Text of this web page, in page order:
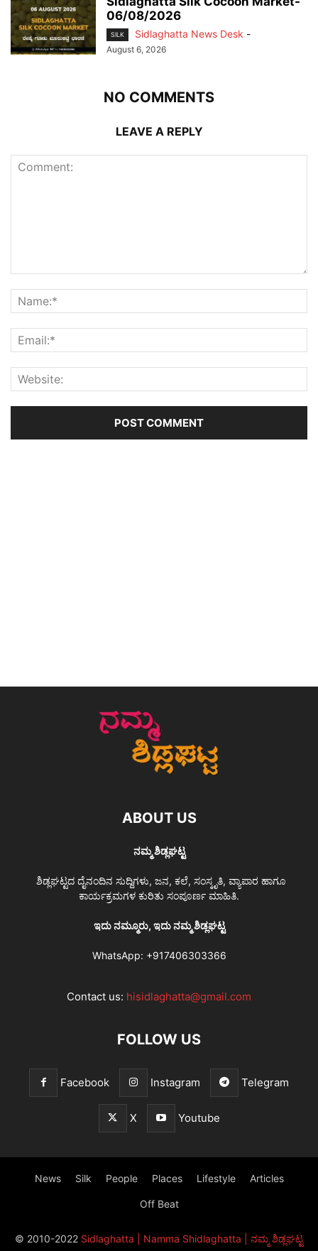
06/08/2026
SILK Sidlaghatta News Desk -
August 6, 2026
NO COMMENTS
LEAVE A REPLY
ABOUT US
ನಮ್ಮ ಶಿಡ್ಲಘಟ್ಟ
ಶಿಡ್ಲಘಟ್ಟದ ದೈನಂದಿನ ಸುದ್ದಿಗಳು, ಜನ, ಕಲೆ, ಸಂಸ್ಕೃತಿ, ವ್ಯಾಪಾರ ಹಾಗೂ
ಕಾರ್ಯಕ್ರಮಗಳ ಕುರಿತು ಸಂಪೂರ್ಣ ಮಾಹಿತಿ.
ಇದು ನಮ್ಮೂರು, ಇದು ನಮ್ಮ ಶಿಡ್ಲಘಟ್ಟ
WhatsApp: +917406303366
Contact us: hisidlaghatta@gmail.com
FOLLOW US
Facebook Instagram Telegram
X Youtube
News Silk People Places Lifestyle Articles
Off Beat
© 2010-2022 Sidlaghatta | Namma Shidlaghatta | ನಮ್ಮ ಶಿಡ್ಲಘಟ್ಟ